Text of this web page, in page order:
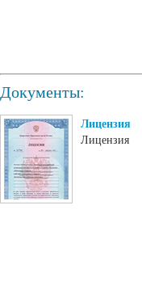
Документы:
Лицензия
Лицензия